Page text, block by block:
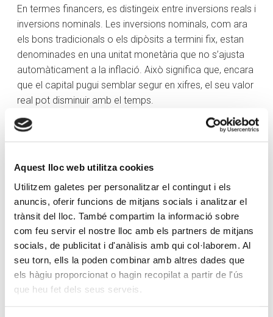
Aquest lloc web utilitza cookies
Utilitzem galetes per personalitzar el contingut i els
anuncis, oferir funcions de mitjans socials i analitzar el
trànsit del lloc. També compartim la informació sobre
com feu servir el nostre lloc amb els partners de mitjans
socials, de publicitat i d'anàlisis amb qui col·laborem. Al
seu torn, ells la poden combinar amb altres dades que
els hàgiu proporcionat o hagin recopilat a partir de l'ús
que heu fet dels seus serveis.
En termes financers, es distingeix entre inversions reals i
inversions nominals. Les inversions nominals, com ara
els bons tradicionals o els dipòsits a termini fix, estan
denominades en una unitat monetària que no s’ajusta
automàticament a la inflació. Això significa que, encara
que el capital pugui semblar segur en xifres, el seu valor
real pot disminuir amb el temps.
Per contra, les inversions reals són les que mantenen o
incrementen el seu valor ajustat per inflació. Inclouen
immobles, matèries primeres o bons indexats a la
inflació. Aquests instruments, si bé poden implicar més
volatilitat, ofereixen una millor protecció patrimonial a
llarg termini.
Així, en renda variable es pot invertir en companyies que
creen valor i els beneficis de les quals reflecteixen una
protecció contra la inflació. En el món immobiliari, per
regla general, les rendes se solen actualitzar d’acord